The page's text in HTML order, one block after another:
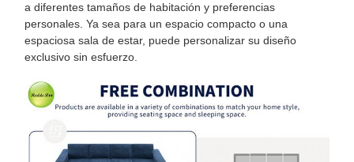
a diferentes tamaños de habitación y preferencias
personales. Ya sea para un espacio compacto o una
espaciosa sala de estar, puede personalizar su diseño
exclusivo sin esfuerzo.